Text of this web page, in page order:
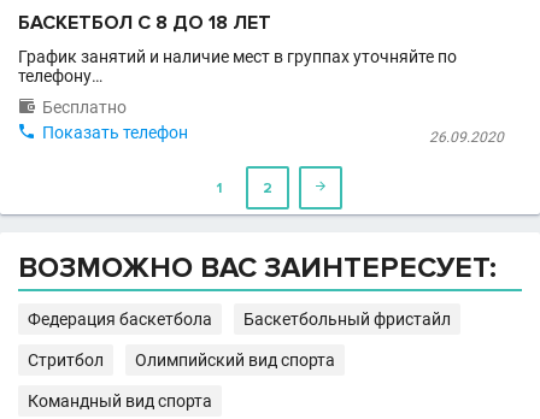
БАСКЕТБОЛ С 8 ДО 18 ЛЕТ
График занятий и наличие мест в группах уточняйте по
телефону…
 Бесплатно
26.09.2020
 Показать телефон
1 2 
ВОЗМОЖНО ВАС ЗАИНТЕРЕСУЕТ:
Федерация баскетбола Баскетбольный фристайл
Стритбол Олимпийский вид спорта
Командный вид спорта